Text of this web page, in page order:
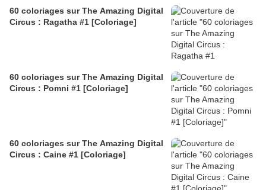
60 coloriages sur The Amazing Digital
Circus : Ragatha #1 [Coloriage]
60 coloriages sur The Amazing Digital
Circus : Pomni #1 [Coloriage]
60 coloriages sur The Amazing Digital
Circus : Caine #1 [Coloriage]